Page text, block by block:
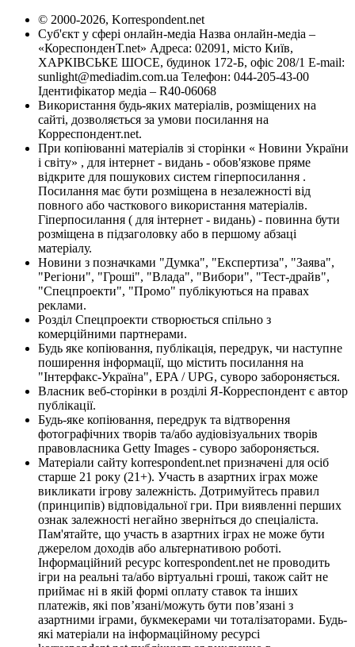
© 2000-2026, Korrespondent.net
Суб'єкт у сфері онлайн-медіа Назва онлайн-медіа –
«КореспонденТ.net» Адреса: 02091, місто Київ,
ХАРКІВСЬКЕ ШОСЕ, будинок 172-Б, офіс 208/1 E-mail:
sunlight@mediadim.com.ua Телефон: 044-205-43-00
Ідентифікатор медіа – R40-06068
Використання будь-яких матеріалів, розміщених на
сайті, дозволяється за умови посилання на
Корреспондент.net.
При копіюванні матеріалів зі сторінки « Новини України
і світу» , для інтернет - видань - обов'язкове пряме
відкрите для пошукових систем гіперпосилання .
Посилання має бути розміщена в незалежності від
повного або часткового використання матеріалів.
Гіперпосилання ( для інтернет - видань) - повинна бути
розміщена в підзаголовку або в першому абзаці
матеріалу.
Новини з позначками "Думка", "Експертиза", "Заява",
"Регіони", "Гроші", "Влада", "Вибори", "Тест-драйв",
"Спецпроекти", "Промо" публікуються на правах
реклами.
Розділ Спецпроекти створюється спільно з
комерційними партнерами.
Будь яке копіювання, публікація, передрук, чи наступне
поширення інформації, що містить посилання на
"Інтерфакс-Україна", EPA / UPG, суворо забороняється.
Власник веб-сторінки в розділі Я-Корреспондент є автор
публікації.
Будь-яке копіювання, передрук та відтворення
фотографічних творів та/або аудіовізуальних творів
правовласника Getty Images - суворо забороняється.
Матеріали сайту korrespondent.net призначені для осіб
старше 21 року (21+). Участь в азартних іграх може
викликати ігрову залежність. Дотримуйтесь правил
(принципів) відповідальної гри. При виявленні перших
ознак залежності негайно зверніться до спеціаліста.
Пам'ятайте, що участь в азартних іграх не може бути
джерелом доходів або альтернативою роботі.
Інформаційний ресурс korrespondent.net не проводить
ігри на реальні та/або віртуальні гроші, також сайт не
приймає ні в якій формі оплату ставок та інших
платежів, які пов’язані/можуть бути пов’язані з
азартними іграми, букмекерами чи тоталізаторами. Будь-
які матеріали на інформаційному ресурсі